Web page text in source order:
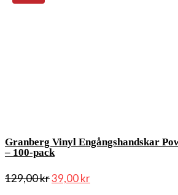
Granberg Vinyl Engångshandskar
– 100-pack
129,00kr39,00kr